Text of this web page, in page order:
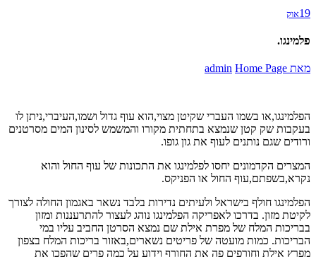
19אוק
פלמינגו.
מאת admin Home Page
הפלמינגו,או בשמו העברי שקיטן מצוי,הוא עוף גדול ושמו,העיברי,ניתן לו
בעקבות שק קטן שנמצא בתחתית מקורו והמשמש לסינון המים מסרטנים
ורודים שגם נותנים לעוף את גון גופו.
המצרים הקדמונים יחסו לפלמינגו את התכונות של עוף החול והוא
נקרא,בשפתם,עוף החול או הפניקס.
הפלמינגו חולף בישראל ולעיתים נדירות בלבד נשאר באגמון החולה לצורך
לקיטת מזון. בדרכו לאפריקה הפלמינגו נוהג לעצור להתרעננות ומזון
בבריכות המלח של מפרת אילת שם נמצא הסרטן החביב עליו במי
הבריכות. כמות מועטה של פריטים נשארים,באזור בריכות המלח בצפון
מפרץ אילת וחורפים פה את החורף וידוע על כמה פרים שהפכו את